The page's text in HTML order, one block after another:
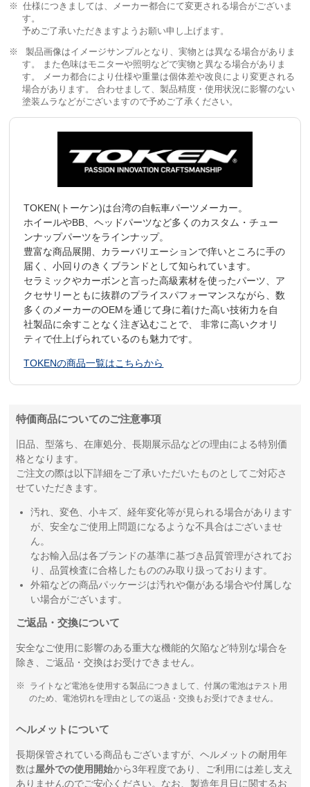
仕様につきましては、メーカー都合にて変更される場合がございま
す。
予めご了承いただきますようお願い申し上げます。
製品画像はイメージサンプルとなり、実物とは異なる場合がありま
す。 また色味はモニターや照明などで実物と異なる場合がありま
す。 メーカ都合により仕様や重量は個体差や改良により変更される
場合があります。 合わせまして、製品精度・使用状況に影響のない
塗装ムラなどがございますので予めご了承ください。
TOKEN(トーケン)は台湾の自転車パーツメーカー。
ホイールやBB、ヘッドパーツなど多くのカスタム・チュー
ンナップパーツをラインナップ。
豊富な商品展開、カラーバリエーションで痒いところに手の
届く、小回りのきくブランドとして知られています。
セラミックやカーボンと言った高級素材を使ったパーツ、ア
クセサリーともに抜群のプライスパフォーマンスながら、数
多くのメーカーのOEMを通じて身に着けた高い技術力を自
社製品に余すことなく注ぎ込むことで、 非常に高いクオリ
ティで仕上げられているのも魅力です。
TOKENの商品一覧はこちらから
特価商品についてのご注意事項
旧品、型落ち、在庫処分、長期展示品などの理由による特別価
格となります。
ご注文の際は以下詳細をご了承いただいたものとしてご対応さ
せていただきます。
汚れ、変色、小キズ、経年変化等が見られる場合があります
が、安全なご使用上問題になるような不具合はございませ
ん。
なお輸入品は各ブランドの基準に基づき品質管理がされてお
り、品質検査に合格したもののみ取り扱っております。
外箱などの商品パッケージは汚れや傷がある場合や付属しな
い場合がございます。
ご返品・交換について
安全なご使用に影響のある重大な機能的欠陥など特別な場合を
除き、ご返品・交換はお受けできません。
ライトなど電池を使用する製品につきまして、付属の電池はテスト用
のため、電池切れを理由としての返品・交換もお受けできません。
ヘルメットについて
長期保管されている商品もございますが、ヘルメットの耐用年
数は屋外での使用開始から3年程度であり、ご利用には差し支え
ありませんのでご安心ください。なお、製造年月日に関するお